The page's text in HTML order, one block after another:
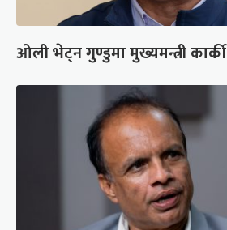
ओली भेट्न गुण्डुमा मुख्यमन्त्री कार्की